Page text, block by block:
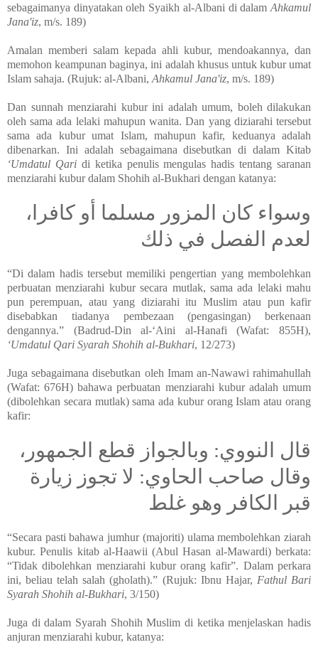
sebagaimanya dinyatakan oleh Syaikh al-Albani di dalam Ahkamul
Jana'iz, m/s. 189)
Amalan memberi salam kepada ahli kubur, mendoakannya, dan
memohon keampunan baginya, ini adalah khusus untuk kubur umat
Islam sahaja. (Rujuk: al-Albani, Ahkamul Jana'iz, m/s. 189)
Dan sunnah menziarahi kubur ini adalah umum, boleh dilakukan
oleh sama ada lelaki mahupun wanita. Dan yang diziarahi tersebut
sama ada kubur umat Islam, mahupun kafir, keduanya adalah
dibenarkan. Ini adalah sebagaimana disebutkan di dalam Kitab
‘Umdatul Qaridi ketika penulis mengulas hadis tentang saranan
menziarahi kubur dalam Shohih al-Bukhari dengan katanya:
وسواء كان المزور مسلما أو كافرا،
لعدم الفصل في ذلك
“Di dalam hadis tersebut memiliki pengertian yang membolehkan
perbuatan menziarahi kubur secara mutlak, sama ada lelaki mahu
pun perempuan, atau yang diziarahi itu Muslim atau pun kafir
disebabkan tiadanya pembezaan (pengasingan) berkenaan
dengannya.” (Badrud-Din al-‘Aini al-Hanafi (Wafat: 855H),
‘Umdatul Qari Syarah Shohih al-Bukhari, 12/273)
Juga sebagaimana disebutkan oleh Imam an-Nawawi rahimahullah
(Wafat: 676H) bahawa perbuatan menziarahi kubur adalah umum
(dibolehkan secara mutlak) sama ada kubur orang Islam atau orang
kafir:
قال النووي: وبالجواز قطع الجمهور،
وقال صاحب الحاوي: لا تجوز زيارة
قبر الكافر وهو غلط
“Secara pasti bahawa jumhur (majoriti) ulama membolehkan ziarah
kubur. Penulis kitab al-Haawii (Abul Hasan al-Mawardi) berkata:
“Tidak dibolehkan menziarahi kubur orang kafir”. Dalam perkara
ini, beliau telah salah (gholath).” (Rujuk: Ibnu Hajar, Fathul Bari
Syarah Shohih al-Bukhari, 3/150)
Juga di dalam Syarah Shohih Muslim di ketika menjelaskan hadis
anjuran menziarahi kubur, katanya: